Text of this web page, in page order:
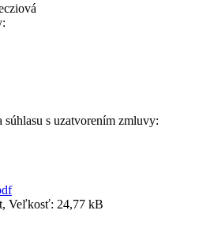
s uzatvorením zmluvy:
Veľkosť: 24,77 kB